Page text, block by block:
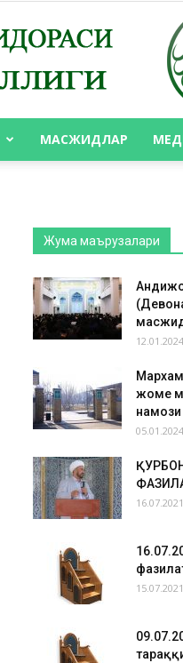
МАСЖИДЛАР
Жума маърузалари
12.01.2024
жоме
намози
05.01.2024
16.07.2021
15.07.2021